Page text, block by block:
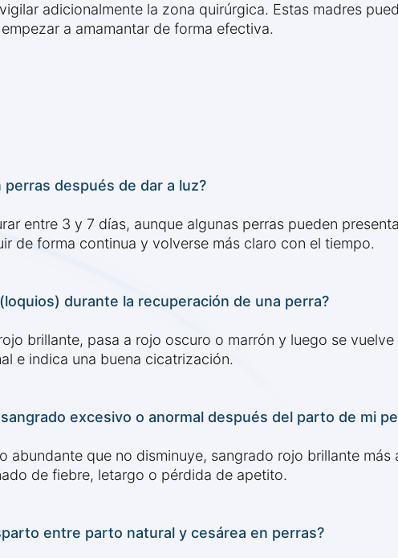
adicionalmente la zona quirúrgica. Estas madres
a amamantar de forma efectiva.
después de dar a luz?
entre 3 y 7 días, aunque algunas perras pueden
de forma continua y volverse más claro con el tiempo.
durante la recuperación de una perra?
brillante, pasa a rojo oscuro o marrón y luego se
e indica una buena cicatrización.
excesivo o anormal después del parto de mi
abundante que no disminuye, sangrado rojo brillante más
de fiebre, letargo o pérdida de apetito.
entre parto natural y cesárea en perras?